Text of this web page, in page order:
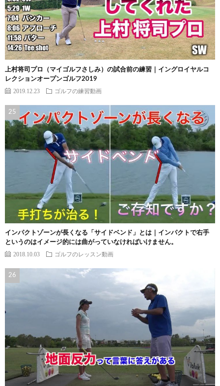
上村将司プロ（マイゴルフさしみ）の試合前の練習｜イングロイヤルコ
レクションオープンゴルフ2019
2019.12.23 ゴルフの練習動画
インパクトゾーンが長くなる「サイドベンド」とは｜インパクトで右手
というのはイメージ的には曲がっていなければいけません。
2018.10.03 ゴルフのレッスン動画